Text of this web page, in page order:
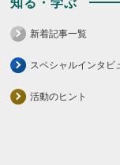
新着記事一覧
スペシャルインタビ
活動のヒント